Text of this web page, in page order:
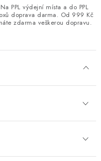
Na PPL výdejní místa a do PPL
doprava darma. Od 999 Kč
zdarma veškerou dopravu.